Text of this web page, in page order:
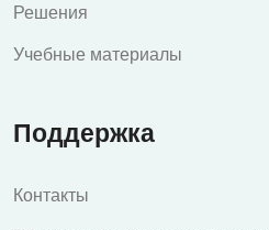
Решения
Учебные материалы
Поддержка
Контакты